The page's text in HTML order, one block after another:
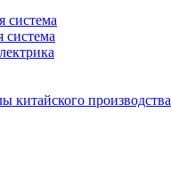
система
система
китайского производства